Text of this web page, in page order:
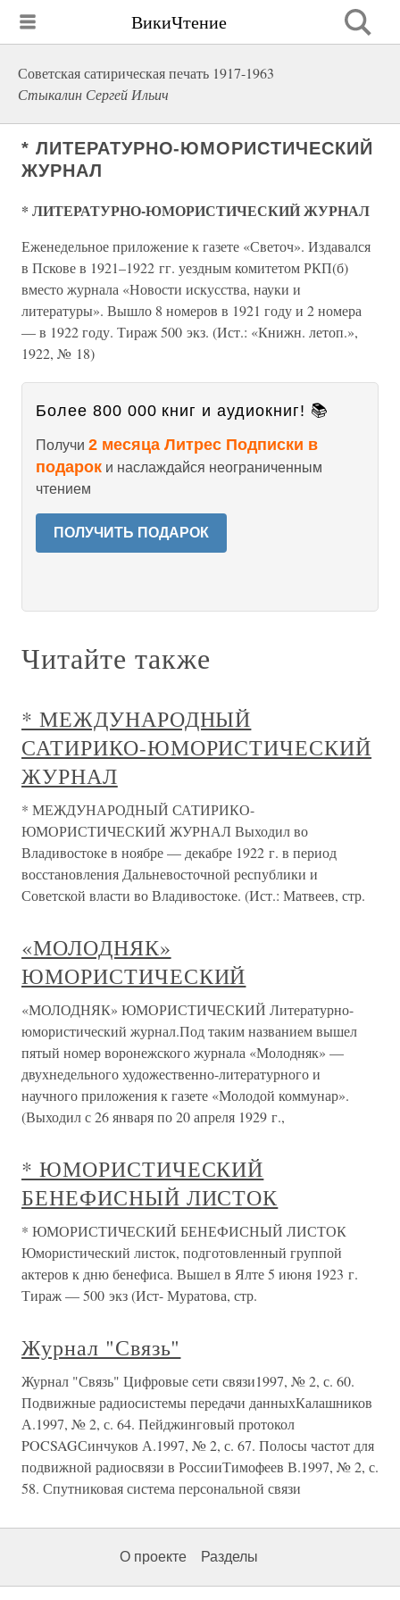
ВикиЧтение
Советская сатирическая печать 1917-1963
Стыкалин Сергей Ильич
* ЛИТЕРАТУРНО-ЮМОРИСТИЧЕСКИЙ
ЖУРНАЛ
* ЛИТЕРАТУРНО-ЮМОРИСТИЧЕСКИЙ ЖУРНАЛ
Еженедельное приложение к газете «Светоч». Издавался
в Пскове в 1921–1922 гг. уездным комитетом РКП(б)
вместо журнала «Новости искусства, науки и
литературы». Вышло 8 номеров в 1921 году и 2 номера
— в 1922 году. Тираж 500 экз. (Ист.: «Книжн. летоп.»,
1922, № 18)
Более 800 000 книг и аудиокниг! 📚
Получи 2 месяца Литрес Подписки в
подарок и наслаждайся неограниченным
чтением
ПОЛУЧИТЬ ПОДАРОК
Читайте также
* МЕЖДУНАРОДНЫЙ
САТИРИКО-ЮМОРИСТИЧЕСКИЙ
ЖУРНАЛ
* МЕЖДУНАРОДНЫЙ САТИРИКО-
ЮМОРИСТИЧЕСКИЙ ЖУРНАЛ Выходил во
Владивостоке в ноябре — декабре 1922 г. в период
восстановления Дальневосточной республики и
Советской власти во Владивостоке. (Ист.: Матвеев, стр.
«МОЛОДНЯК»
ЮМОРИСТИЧЕСКИЙ
«МОЛОДНЯК» ЮМОРИСТИЧЕСКИЙ Литературно-
юмористический журнал.Под таким названием вышел
пятый номер воронежского журнала «Молодняк» —
двухнедельного художественно-литературного и
научного приложения к газете «Молодой коммунар».
(Выходил с 26 января по 20 апреля 1929 г.,
* ЮМОРИСТИЧЕСКИЙ
БЕНЕФИСНЫЙ ЛИСТОК
* ЮМОРИСТИЧЕСКИЙ БЕНЕФИСНЫЙ ЛИСТОК
Юмористический листок, подготовленный группой
актеров к дню бенефиса. Вышел в Ялте 5 июня 1923 г.
Тираж — 500 экз (Ист- Муратова, стр.
Журнал "Связь"
Журнал "Связь" Цифровые сети связи1997, № 2, с. 60.
Подвижные радиосистемы передачи данныхКалашников
А.1997, № 2, с. 64. Пейджинговый протокол
POCSAGСинчуков А.1997, № 2, с. 67. Полосы частот для
подвижной радиосвязи в РоссииТимофеев В.1997, № 2, с.
58. Спутниковая система персональной связи
О проекте Разделы